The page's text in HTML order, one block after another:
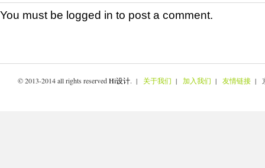
You must be logged in to post a comment.
© 2013-2014 all rights reservedHi设计. | 关于我们 | 加入我们 | 友情链接 |